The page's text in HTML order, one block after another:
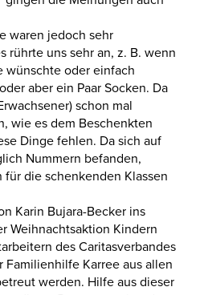
waren jedoch sehr
rührte uns sehr an, z. B. wenn
wünschte oder einfach
aber ein Paar Socken. Da
schon mal
wie es dem Beschenkten
Dinge fehlen. Da sich auf
Nummern befanden,
die schenkenden Klassen
Karin Bujara-Becker ins
Weihnachtsaktion Kindern
des Caritasverbandes
Familienhilfe Karree aus allen
werden. Hilfe aus dieser